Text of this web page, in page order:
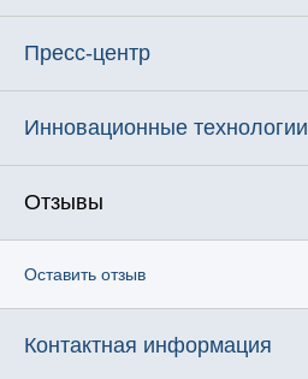
Пресс-центр
Инновационные технологии
Отзывы
Оставить отзыв
Контактная информация